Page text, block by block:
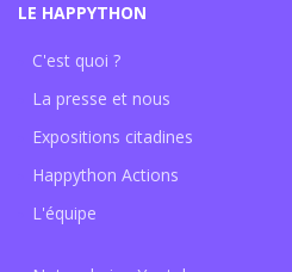
LE HAPPYTHON
C'est quoi ?
La presse et nous
Expositions citadines
Happython Actions
L'équipe